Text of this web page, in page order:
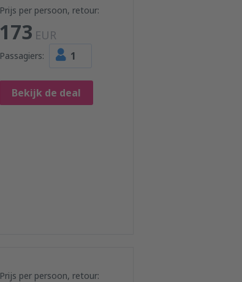
Prijs per persoon, retour:
173 EUR
Passagiers: 1
Bekijk de deal
Prijs per persoon, retour: